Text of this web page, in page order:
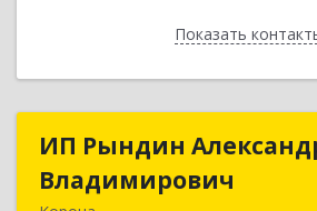
ПоказатьНазад
ИП Рындин
Владимирович
ИП Рындин